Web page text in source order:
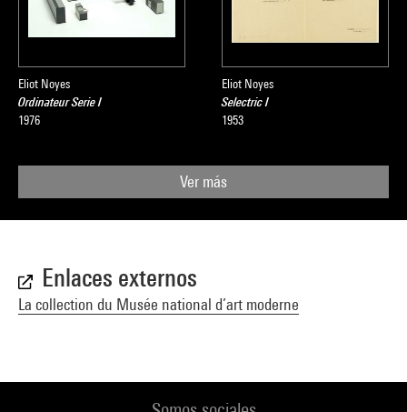
Eliot Noyes
Ordinateur Serie I
1976
Eliot Noyes
Selectric I
1953
Ver más
Enlaces externos
La collection du Musée national d’art moderne